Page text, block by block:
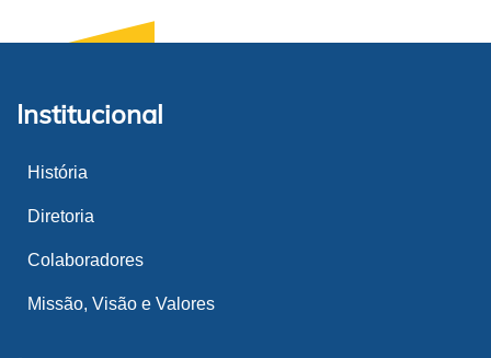
Institucional
História
Diretoria
Colaboradores
Missão, Visão e Valores